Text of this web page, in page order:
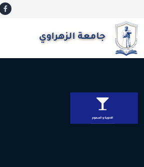
جامعة الزهراوي